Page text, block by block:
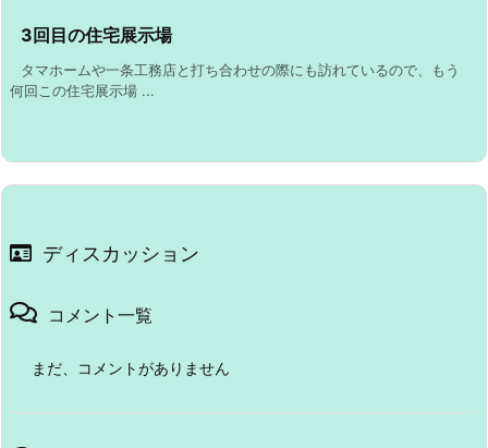
3回目の住宅展示場
タマホームや一条工務店と打ち合わせの際にも訪れているので、もう
何回この住宅展示場 ...
ディスカッション
コメント一覧
まだ、コメントがありません